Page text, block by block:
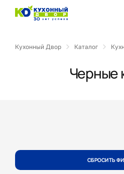
Кухонный Двор Каталог
Черные
СБРОСИТЬ